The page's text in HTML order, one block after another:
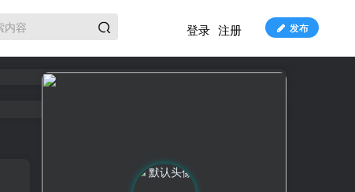
发布
登录 注册